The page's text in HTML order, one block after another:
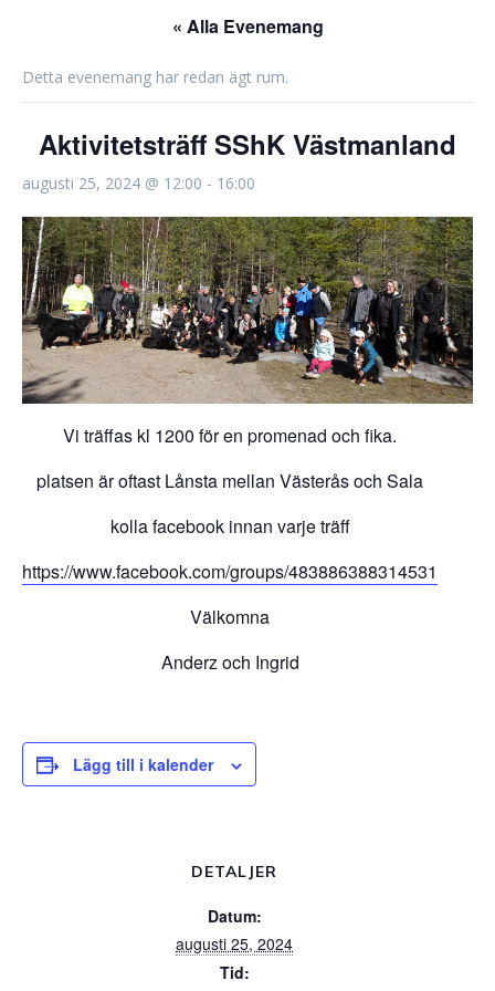
« Alla Evenemang
Detta evenemang har redan ägt rum.
Aktivitetsträff SShK Västmanland
augusti 25, 2024 @ 12:00 - 16:00
Vi träffas kl 1200 för en promenad och fika.
platsen är oftast Lånsta mellan Västerås och Sala
kolla facebook innan varje träff
https://www.facebook.com/groups/483886388314531
Välkomna
Anderz och Ingrid
Lägg till i kalender
DETALJER
Datum:
augusti 25, 2024
Tid: